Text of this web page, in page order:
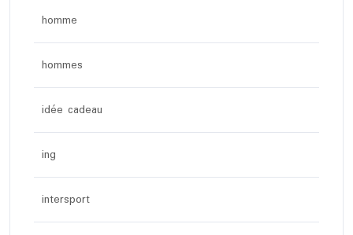
homme
hommes
idée cadeau
ing
intersport